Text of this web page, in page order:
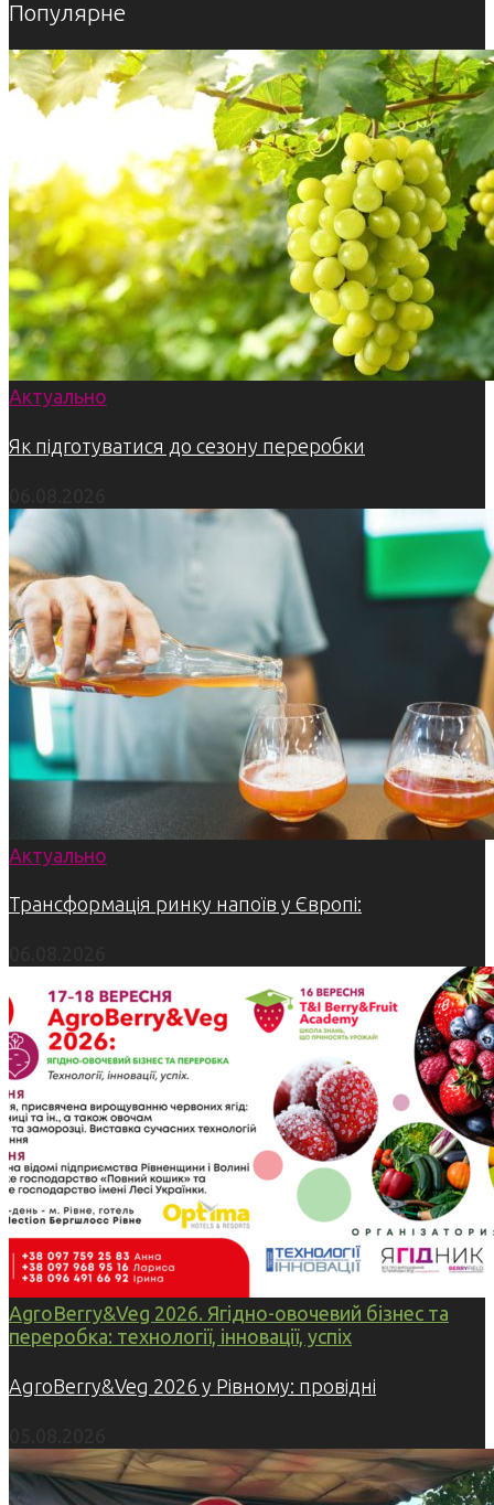
Популярне
Актуально
Як підготуватися до сезону переробки
Актуально
Трансформація ринку напоїв у Європі:
AgroBerry&Veg 2026. Ягідно-овочевий бізнес та
переробка: технології, інновації, успіх
AgroBerry&Veg 2026 у Рівному: провідні